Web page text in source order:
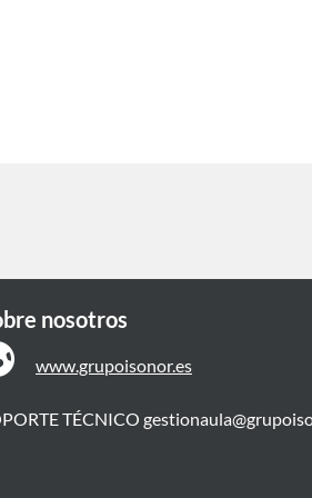
nosotros
www.grupoisonor.es
TÉCNICO